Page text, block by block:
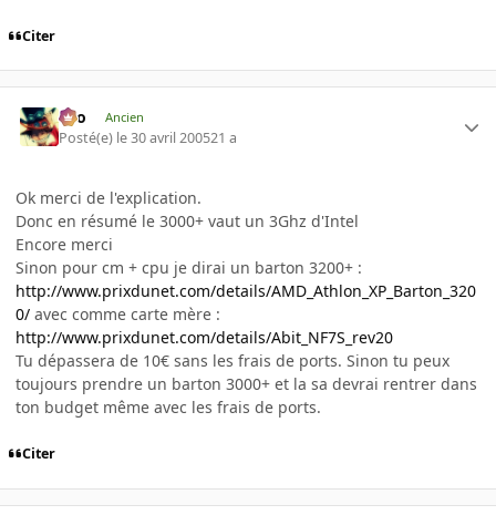
Citer
eYo Ancien
Posté(e) le 30 avril 200521 a
Ok merci de l'explication.
Donc en résumé le 3000+ vaut un 3Ghz d'Intel
Encore merci
Sinon pour cm + cpu je dirai un barton 3200+ :
http://www.prixdunet.com/details/AMD_Athlon_XP_Barton_320
0/ avec comme carte mère :
http://www.prixdunet.com/details/Abit_NF7S_rev20
Tu dépassera de 10€ sans les frais de ports. Sinon tu peux
toujours prendre un barton 3000+ et la sa devrai rentrer dans
ton budget même avec les frais de ports.
Citer